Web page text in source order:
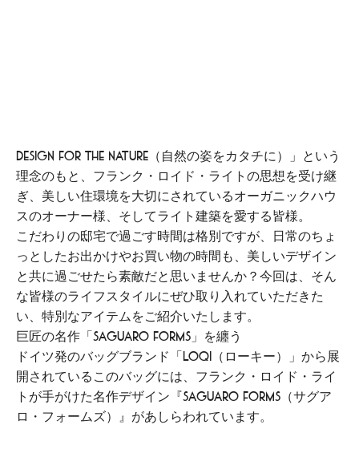
Design For The Nature（自然の姿をカタチに）」という
理念のもと、フランク・ロイド・ライトの思想を受け継
ぎ、美しい住環境を大切にされているオーガニックハウ
スのオーナー様、そしてライト建築を愛する皆様。
こだわりの邸宅で過ごす時間は格別ですが、日常のちょ
っとしたお出かけやお買い物の時間も、美しいデザイン
と共に過ごせたら素敵だと思いませんか？今回は、そん
な皆様のライフスタイルにぜひ取り入れていただきた
い、特別なアイテムをご紹介いたします。
巨匠の名作「Saguaro Forms」を纏う
ドイツ発のバッグブランド「LOQI（ローキー）」から展
開されているこのバッグには、フランク・ロイド・ライ
トが手がけた名作デザイン『Saguaro Forms（サグア
ロ・フォームズ）』があしらわれています。